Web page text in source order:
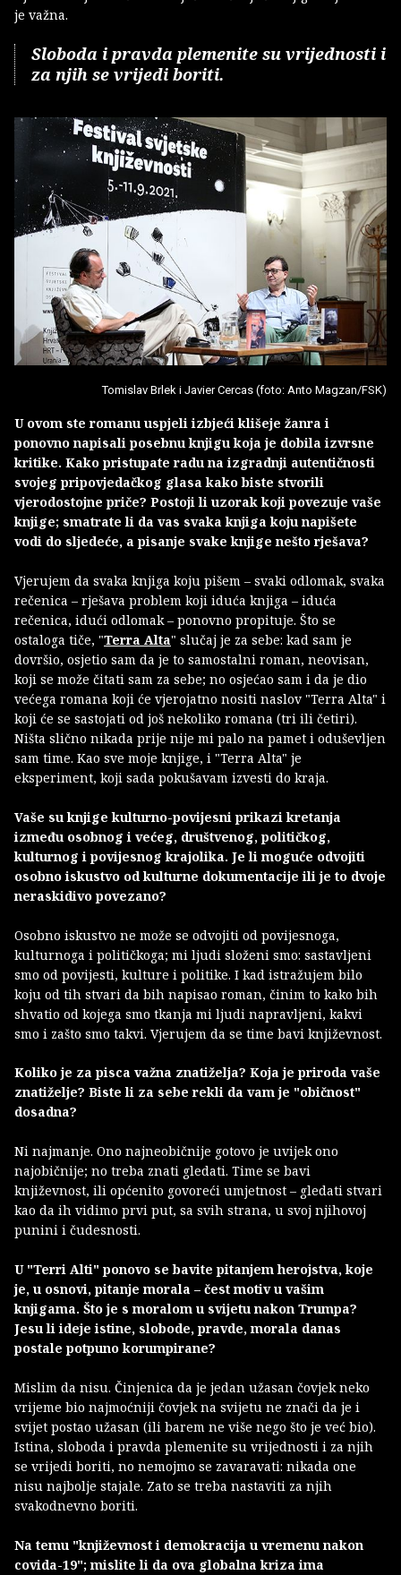
je važna.
Sloboda i pravda plemenite su vrijednosti i
za njih se vrijedi boriti.
Tomislav Brlek i Javier Cercas (foto: Anto Magzan/FSK)
U ovom ste romanu uspjeli izbjeći klišeje žanra i
ponovno napisali posebnu knjigu koja je dobila izvrsne
kritike. Kako pristupate radu na izgradnji autentičnosti
svojeg pripovjedačkog glasa kako biste stvorili
vjerodostojne priče? Postoji li uzorak koji povezuje vaše
knjige; smatrate li da vas svaka knjiga koju napišete
vodi do sljedeće, a pisanje svake knjige nešto rješava?
Vjerujem da svaka knjiga koju pišem – svaki odlomak, svaka
rečenica – rješava problem koji iduća knjiga – iduća
rečenica, idući odlomak – ponovno propituje. Što se
ostaloga tiče, "Terra Alta" slučaj je za sebe: kad sam je
dovršio, osjetio sam da je to samostalni roman, neovisan,
koji se može čitati sam za sebe; no osjećao sam i da je dio
većega romana koji će vjerojatno nositi naslov "Terra Alta" i
koji će se sastojati od još nekoliko romana (tri ili četiri).
Ništa slično nikada prije nije mi palo na pamet i oduševljen
sam time. Kao sve moje knjige, i "Terra Alta" je
eksperiment, koji sada pokušavam izvesti do kraja.
Vaše su knjige kulturno-povijesni prikazi kretanja
između osobnog i većeg, društvenog, političkog,
kulturnog i povijesnog krajolika. Je li moguće odvojiti
osobno iskustvo od kulturne dokumentacije ili je to dvoje
neraskidivo povezano?
Osobno iskustvo ne može se odvojiti od povijesnoga,
kulturnoga i političkoga; mi ljudi složeni smo: sastavljeni
smo od povijesti, kulture i politike. I kad istražujem bilo
koju od tih stvari da bih napisao roman, činim to kako bih
shvatio od kojega smo tkanja mi ljudi napravljeni, kakvi
smo i zašto smo takvi. Vjerujem da se time bavi književnost.
Koliko je za pisca važna znatiželja? Koja je priroda vaše
znatiželje? Biste li za sebe rekli da vam je "običnost"
dosadna?
Ni najmanje. Ono najneobičnije gotovo je uvijek ono
najobičnije; no treba znati gledati. Time se bavi
književnost, ili općenito govoreći umjetnost – gledati stvari
kao da ih vidimo prvi put, sa svih strana, u svoj njihovoj
punini i čudesnosti.
U "Terri Alti" ponovo se bavite pitanjem herojstva, koje
je, u osnovi, pitanje morala – čest motiv u vašim
knjigama. Što je s moralom u svijetu nakon Trumpa?
Jesu li ideje istine, slobode, pravde, morala danas
postale potpuno korumpirane?
Mislim da nisu. Činjenica da je jedan užasan čovjek neko
vrijeme bio najmoćniji čovjek na svijetu ne znači da je i
svijet postao užasan (ili barem ne više nego što je već bio).
Istina, sloboda i pravda plemenite su vrijednosti i za njih
se vrijedi boriti, no nemojmo se zavaravati: nikada one
nisu najbolje stajale. Zato se treba nastaviti za njih
svakodnevno boriti.
Na temu "književnost i demokracija u vremenu nakon
covida-19"; mislite li da ova globalna kriza ima